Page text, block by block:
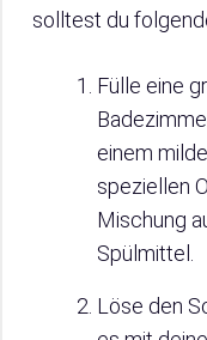
solltest du
Fülle eine
einem
speziellen
Mischung
Spülmittel.
Löse den